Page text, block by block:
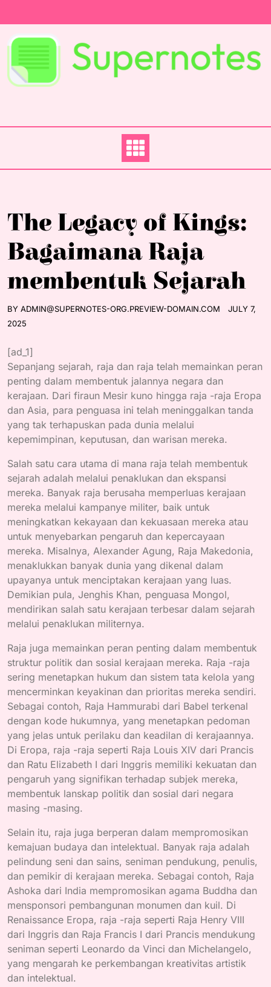
to
content
The Legacy of Kings:
Bagaimana Raja
membentuk Sejarah
BY ADMIN@SUPERNOTES-ORG.PREVIEW-DOMAIN.COM
JULY 7,
2025
[ad_1]
Sepanjang sejarah, raja dan raja telah memainkan peran
penting dalam membentuk jalannya negara dan
kerajaan. Dari firaun Mesir kuno hingga raja -raja Eropa
dan Asia, para penguasa ini telah meninggalkan tanda
yang tak terhapuskan pada dunia melalui
kepemimpinan, keputusan, dan warisan mereka.
Salah satu cara utama di mana raja telah membentuk
sejarah adalah melalui penaklukan dan ekspansi
mereka. Banyak raja berusaha memperluas kerajaan
mereka melalui kampanye militer, baik untuk
meningkatkan kekayaan dan kekuasaan mereka atau
untuk menyebarkan pengaruh dan kepercayaan
mereka. Misalnya, Alexander Agung, Raja Makedonia,
menaklukkan banyak dunia yang dikenal dalam
upayanya untuk menciptakan kerajaan yang luas.
Demikian pula, Jenghis Khan, penguasa Mongol,
mendirikan salah satu kerajaan terbesar dalam sejarah
melalui penaklukan militernya.
Raja juga memainkan peran penting dalam membentuk
struktur politik dan sosial kerajaan mereka. Raja -raja
sering menetapkan hukum dan sistem tata kelola yang
mencerminkan keyakinan dan prioritas mereka sendiri.
Sebagai contoh, Raja Hammurabi dari Babel terkenal
dengan kode hukumnya, yang menetapkan pedoman
yang jelas untuk perilaku dan keadilan di kerajaannya.
Di Eropa, raja -raja seperti Raja Louis XIV dari Prancis
dan Ratu Elizabeth I dari Inggris memiliki kekuatan dan
pengaruh yang signifikan terhadap subjek mereka,
membentuk lanskap politik dan sosial dari negara
masing -masing.
Selain itu, raja juga berperan dalam mempromosikan
kemajuan budaya dan intelektual. Banyak raja adalah
pelindung seni dan sains, seniman pendukung, penulis,
dan pemikir di kerajaan mereka. Sebagai contoh, Raja
Ashoka dari India mempromosikan agama Buddha dan
mensponsori pembangunan monumen dan kuil. Di
Renaissance Eropa, raja -raja seperti Raja Henry VIII
dari Inggris dan Raja Francis I dari Prancis mendukung
seniman seperti Leonardo da Vinci dan Michelangelo,
yang mengarah ke perkembangan kreativitas artistik
dan intelektual.